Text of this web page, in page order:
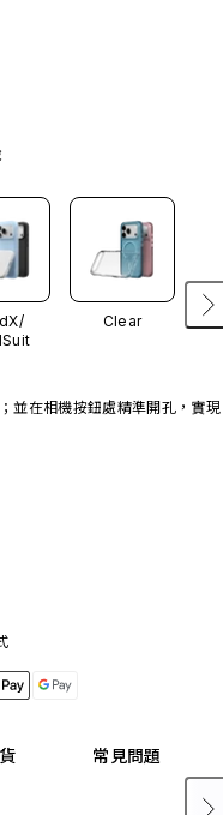
Clear
並在相機按鈕處精準開孔，實現
常見問題